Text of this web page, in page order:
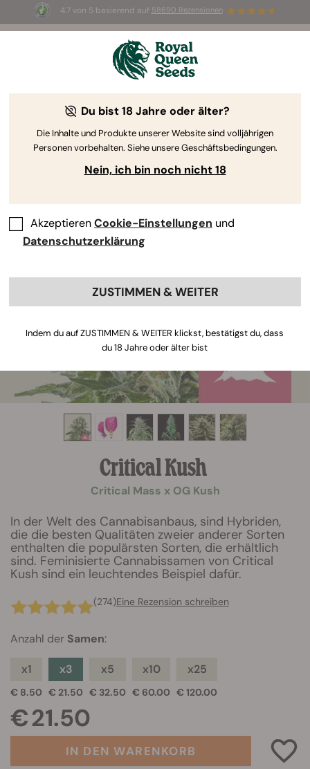
4.7 von 5 basierend auf 58690 Rezensionen
3 White Widow Auto SamenKOSTENLOS für die
Critical Kush
Critical Mass x OG Kush
In der Welt des Cannabisanbaus, sind Hybriden,
die die besten Qualitäten zweier anderer Sorten
enthalten die populärsten Sorten, die erhältlich
sind. Feminisierte Cannabissamen von Critical
Kush sind ein leuchtendes Beispiel dafür.
(274)Eine Rezension schreiben
Anzahl der Samen:
x1
€ 8.50
x3
€ 21.50
x5
€ 32.50
x10
€ 60.00
x25
€ 120.00
€ 21.50
IN DEN WARENKORB
Du bist 18 Jahre oder älter?
Die Inhalte und Produkte unserer Website sind volljährigen
Personen vorbehalten. Siehe unsere Geschäftsbedingungen.
Nein, ich bin noch nicht 18
AkzeptierenCookie-Einstellungen und
Datenschutzerklärung
ZUSTIMMEN & WEITER
Indem du auf ZUSTIMMEN & WEITER klickst, bestätigst du, dass
du 18 Jahre oder älter bist